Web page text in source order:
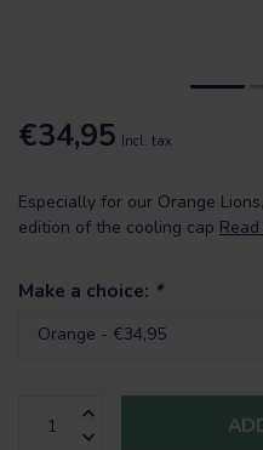
€34,95 Incl. tax
Especially for our Orange
edition of the cooling cap
Make a choice: *